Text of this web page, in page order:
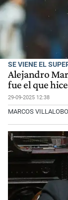
SE VIENE EL
Alejandro
fue el que
29-09-2025 12:38
MARCOS VILLALOBO